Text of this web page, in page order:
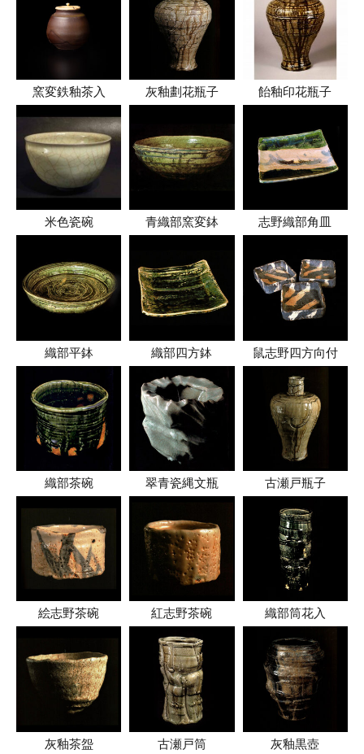
窯変鉄釉茶入 灰釉劃花瓶子 飴釉印花瓶子
米色瓷碗 青織部窯変鉢 志野織部角皿
織部平鉢 織部四方鉢 鼠志野四方向付
織部茶碗 翠青瓷縄文瓶 古瀬戸瓶子
絵志野茶碗 紅志野茶碗 織部筒花入
灰釉茶盌 古瀬戸筒 灰釉黒壺